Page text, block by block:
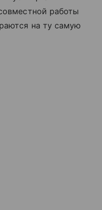
работы
на ту самую